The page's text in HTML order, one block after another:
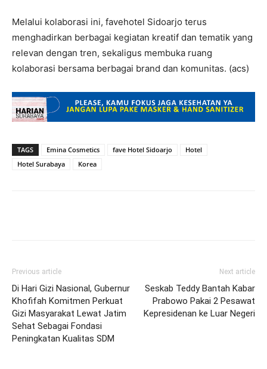
Melalui kolaborasi ini, favehotel Sidoarjo terus
menghadirkan berbagai kegiatan kreatif dan tematik yang
relevan dengan tren, sekaligus membuka ruang
kolaborasi bersama berbagai brand dan komunitas. (acs)
TAGS Emina Cosmetics fave Hotel Sidoarjo
Hotel
Hotel Surabaya
Korea
Previous article
Di Hari Gizi Nasional, Gubernur
Khofifah Komitmen Perkuat
Gizi Masyarakat Lewat Jatim
Sehat Sebagai Fondasi
Peningkatan Kualitas SDM
Next article
Seskab Teddy Bantah Kabar
Prabowo Pakai 2 Pesawat
Kepresidenan ke Luar Negeri